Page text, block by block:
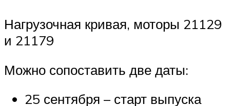
Нагрузочная кривая, моторы 21129
и 21179
Можно сопоставить две даты:
25 сентября – старт выпуска